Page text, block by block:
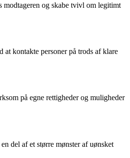
modtageren og skabe tvivl om legitimt
kontakte personer på trods af klare
på egne rettigheder og muligheder
del af et større mønster af uønsket